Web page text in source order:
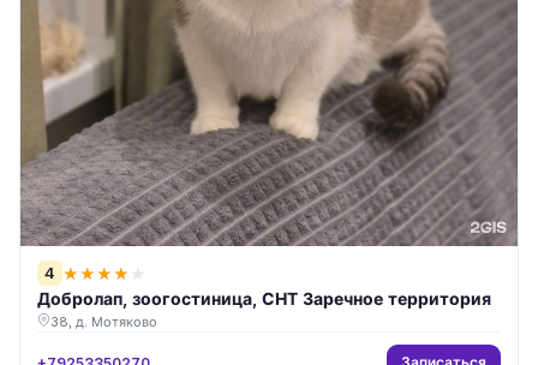
4 ★★★★ ★
Добролап, зоогостиница, СНТ Заречное территория
38, д. Мотяково